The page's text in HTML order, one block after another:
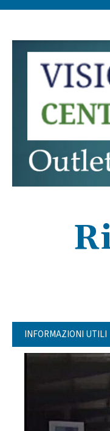
INFORMAZIONI UTILI